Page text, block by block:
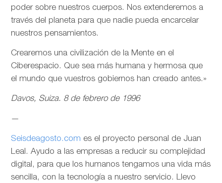
poder sobre nuestros cuerpos. Nos extenderemos a
través del planeta para que nadie pueda encarcelar
nuestros pensamientos.
Crearemos una civilización de la Mente en el
Ciberespacio. Que sea más humana y hermosa que
el mundo que vuestros gobiernos han creado antes.»
Davos, Suiza. 8 de febrero de 1996
—
Seisdeagosto.com es el proyecto personal de Juan
Leal. Ayudo a las empresas a reducir su complejidad
digital, para que los humanos tengamos una vida más
sencilla, con la tecnología a nuestro servicio. Llevo